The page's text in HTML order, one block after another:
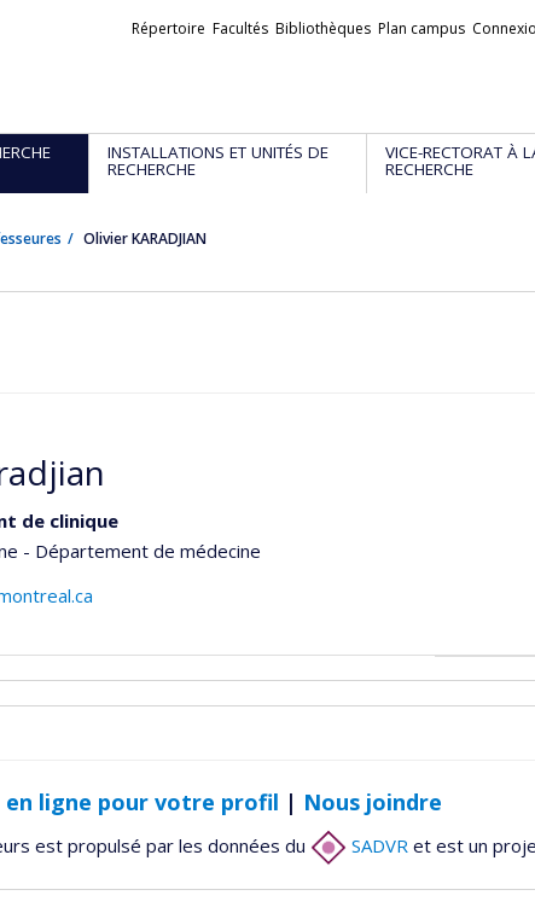
Liens
Répertoire Facultés Bibliothèques Plan campus
INSTALLATIONS ET UNITÉS DE
RECHERCHE
VICE-RECTORAT À
RECHERCHE
Olivier KARADJIAN
de clinique
- Département de médecine
en ligne pour votre profil | Nous joindre
est propulsé par les données du SADVR et est un